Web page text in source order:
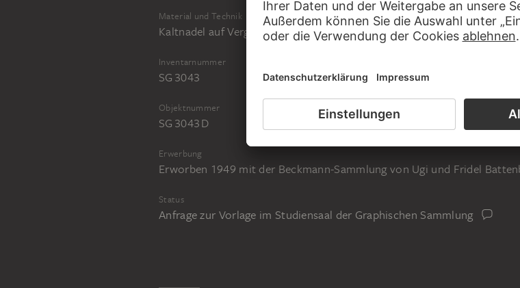
Material und Technik
Kaltnadel auf Vergépapier; Druck von der verstählten Platte
Inventarnummer
SG 3043
Objektnummer
SG 3043 D
Erwerbung
Erworben 1949 mit der Beckmann-Sammlung von Ugi und Fridel
Status
Anfrage zur Vorlage im Studiensaal der Graphischen Sammlung